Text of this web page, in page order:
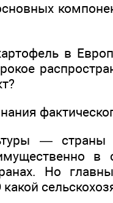
в
— страны
в
Но